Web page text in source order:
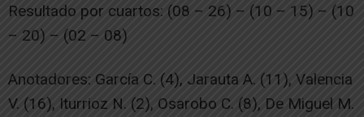
Resultado por cuartos: (08 – 26) – (10 – 15) – (10
– 20) – (02 – 08)
Anotadores: García C. (4), Jarauta A. (11), Valencia
V. (16), Iturrioz N. (2), Osarobo C. (8), De Miguel M.